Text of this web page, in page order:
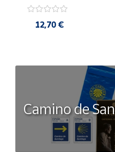
12,70 €
Camino de